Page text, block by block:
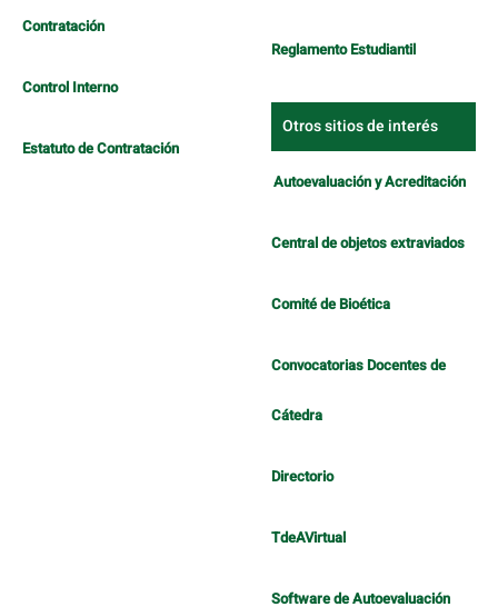
Contratación
Control Interno
Estatuto de Contratación
Reglamento Estudiantil
Otros sitios de interés
Autoevaluación y Acreditación
Central de objetos extraviados
Comité de Bioética
Convocatorias Docentes de
Cátedra
Directorio
TdeAVirtual
Software de Autoevaluación